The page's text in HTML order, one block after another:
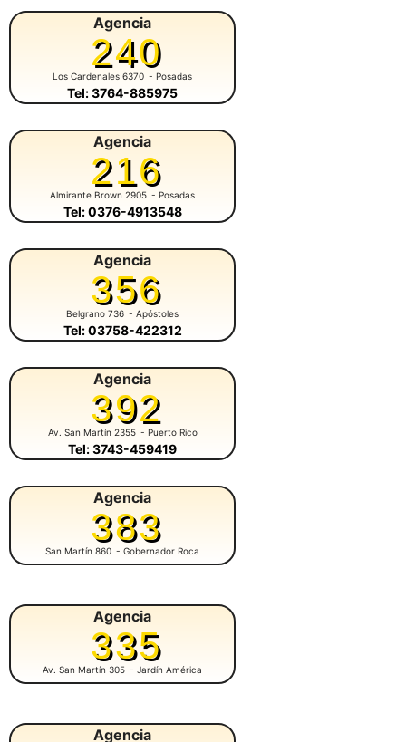
Agencia
240
Los Cardenales 6370 - Posadas
Tel: 3764-885975
Agencia
216
Almirante Brown 2905 - Posadas
Tel: 0376-4913548
Agencia
356
Belgrano 736 - Apóstoles
Tel: 03758-422312
Agencia
392
Av. San Martín 2355 - Puerto Rico
Tel: 3743-459419
Agencia
383
San Martín 860 - Gobernador Roca
Agencia
335
Av. San Martín 305 - Jardín América
Agencia